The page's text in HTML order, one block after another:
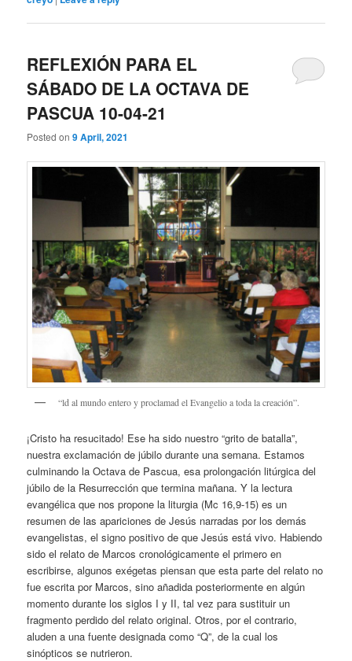
REFLEXIÓN PARA EL
SÁBADO DE LA OCTAVA DE
PASCUA 10-04-21
Posted on9 April, 2021
“ld al mundo entero y proclamad el Evangelio a toda la creación”.
¡Cristo ha resucitado! Ese ha sido nuestro “grito de batalla”,
nuestra exclamación de júbilo durante una semana. Estamos
culminando la Octava de Pascua, esa prolongación litúrgica del
júbilo de la Resurrección que termina mañana. Y la lectura
evangélica que nos propone la liturgia (Mc 16,9-15) es un
resumen de las apariciones de Jesús narradas por los demás
evangelistas, el signo positivo de que Jesús está vivo. Habiendo
sido el relato de Marcos cronológicamente el primero en
escribirse, algunos exégetas piensan que esta parte del relato no
fue escrita por Marcos, sino añadida posteriormente en algún
momento durante los siglos I y II, tal vez para sustituir un
fragmento perdido del relato original. Otros, por el contrario,
aluden a una fuente designada como “Q”, de la cual los
sinópticos se nutrieron.